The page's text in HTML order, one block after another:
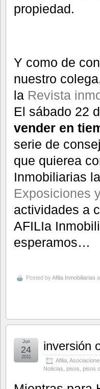
propiedad.
Y como de
nuestro
la Revista
El sábado 22
vender en
serie de
que quierea
Inmobiliarias
Exposiciones
actividades a
AFILIa
esperamos…
Posted byAfilia Inmobiliarias
inversión
Afilia
Noticias pisos pisos
Jun
24
2011